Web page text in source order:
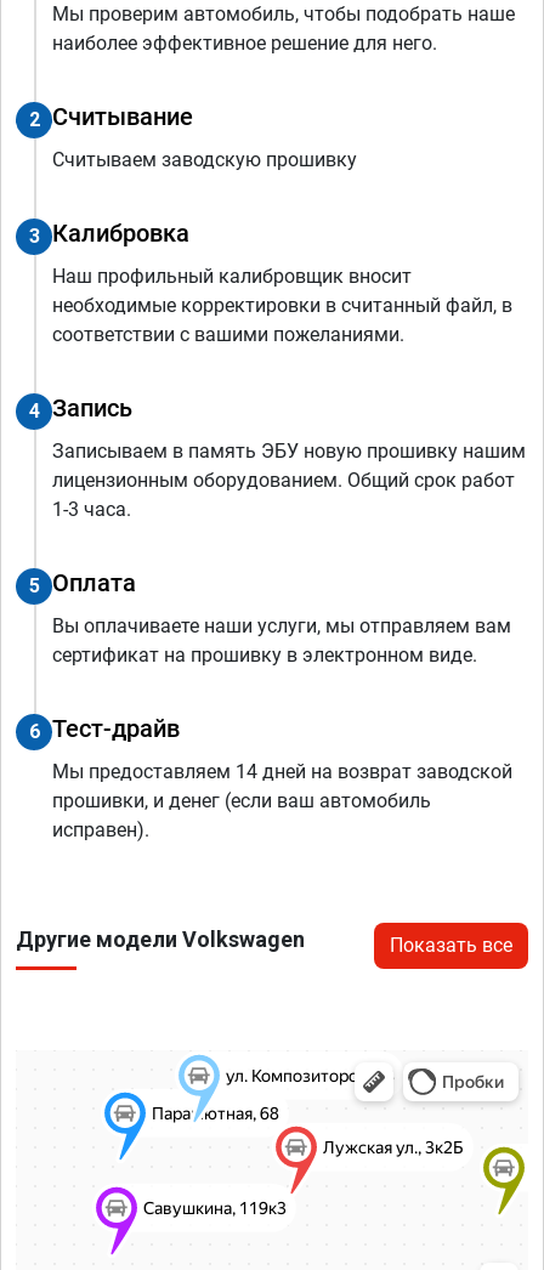
Мы проверим автомобиль, чтобы подобрать наше
наиболее эффективное решение для него.
2 Считывание
Считываем заводскую прошивку
3 Калибровка
Наш профильный калибровщик вносит
необходимые корректировки в считанный файл, в
соответствии с вашими пожеланиями.
4 Запись
Записываем в память ЭБУ новую прошивку нашим
лицензионным оборудованием. Общий срок работ
1-3 часа.
5 Оплата
Вы оплачиваете наши услуги, мы отправляем вам
сертификат на прошивку в электронном виде.
6 Тест-драйв
Мы предоставляем 14 дней на возврат заводской
прошивки, и денег (если ваш автомобиль
исправен).
Другие модели Volkswagen Показать все